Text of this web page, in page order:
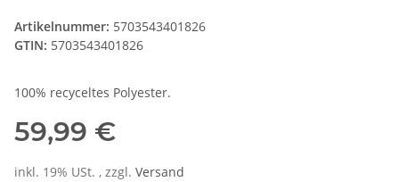
Artikelnummer: 5703543401826
GTIN: 5703543401826
100% recyceltes Polyester.
59,99 €
inkl. 19% USt. , zzgl. Versand